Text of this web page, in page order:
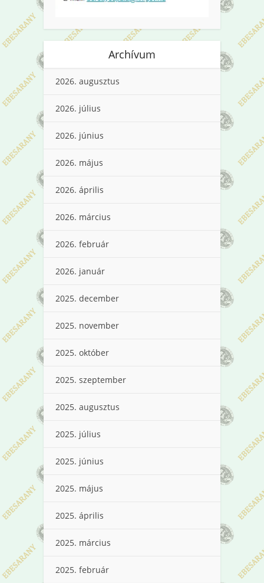
Archívum
2026. augusztus
2026. július
2026. június
2026. május
2026. április
2026. március
2026. február
2026. január
2025. december
2025. november
2025. október
2025. szeptember
2025. augusztus
2025. július
2025. június
2025. május
2025. április
2025. március
2025. február